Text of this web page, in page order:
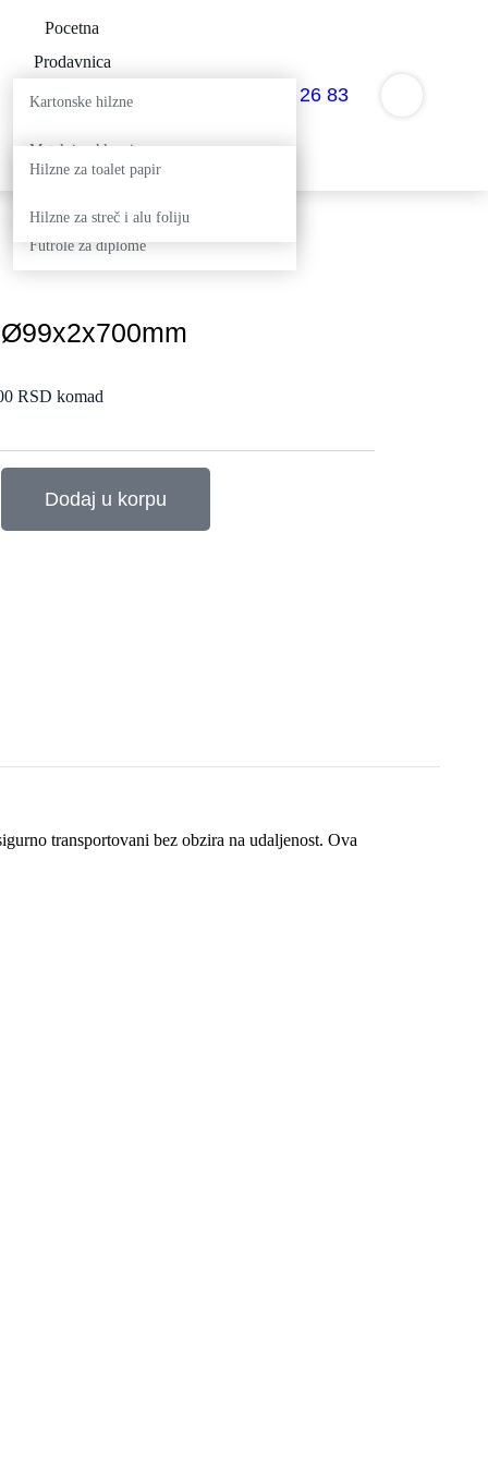
Pocetna
Prodavnica
Kartonske hilzne
Metalni poklopci
Futrole za diplome
Okrugle kutije
Hilzne za toalet papir
Hilzne za streč i alu foliju
Kontakt
064 263 26 83
RSD komad
Dodaj u korpu
transportovani bez obzira na udaljenost. Ova